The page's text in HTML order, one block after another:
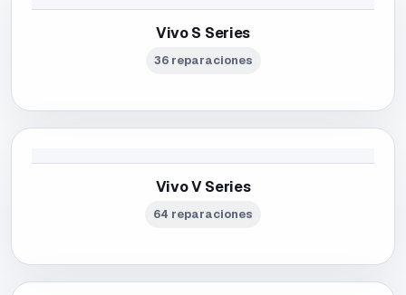
Vivo S Series
36 reparaciones
Vivo V Series
64 reparaciones